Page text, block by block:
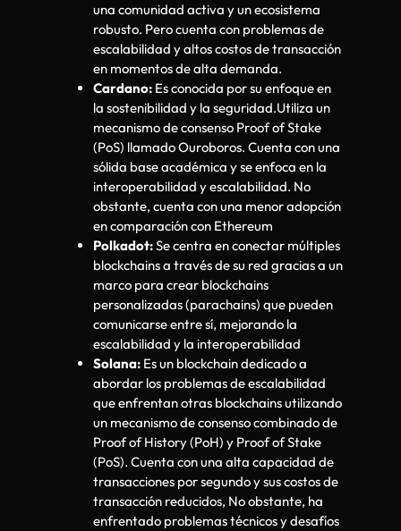
una comunidad activa y un ecosistema
robusto. Pero cuenta con problemas de
escalabilidad y altos costos de transacción
en momentos de alta demanda.
Cardano: Es conocida por su enfoque en
la sostenibilidad y la seguridad.Utiliza un
mecanismo de consenso Proof of Stake
(PoS) llamado Ouroboros. Cuenta con una
sólida base académica y se enfoca en la
interoperabilidad y escalabilidad. No
obstante, cuenta con una menor adopción
en comparación con Ethereum
Polkadot:Se centra en conectar múltiples
blockchains a través de su red gracias a un
marco para crear blockchains
personalizadas (parachains) que pueden
comunicarse entre sí, mejorando la
escalabilidad y la interoperabilidad
Solana: Es un blockchain dedicado a
abordar los problemas de escalabilidad
que enfrentan otras blockchains utilizando
un mecanismo de consenso combinado de
Proof of History (PoH) y Proof of Stake
(PoS). Cuenta con una alta capacidad de
transacciones por segundo y sus costos de
transacción reducidos, No obstante, ha
enfrentado problemas técnicos y desafíos